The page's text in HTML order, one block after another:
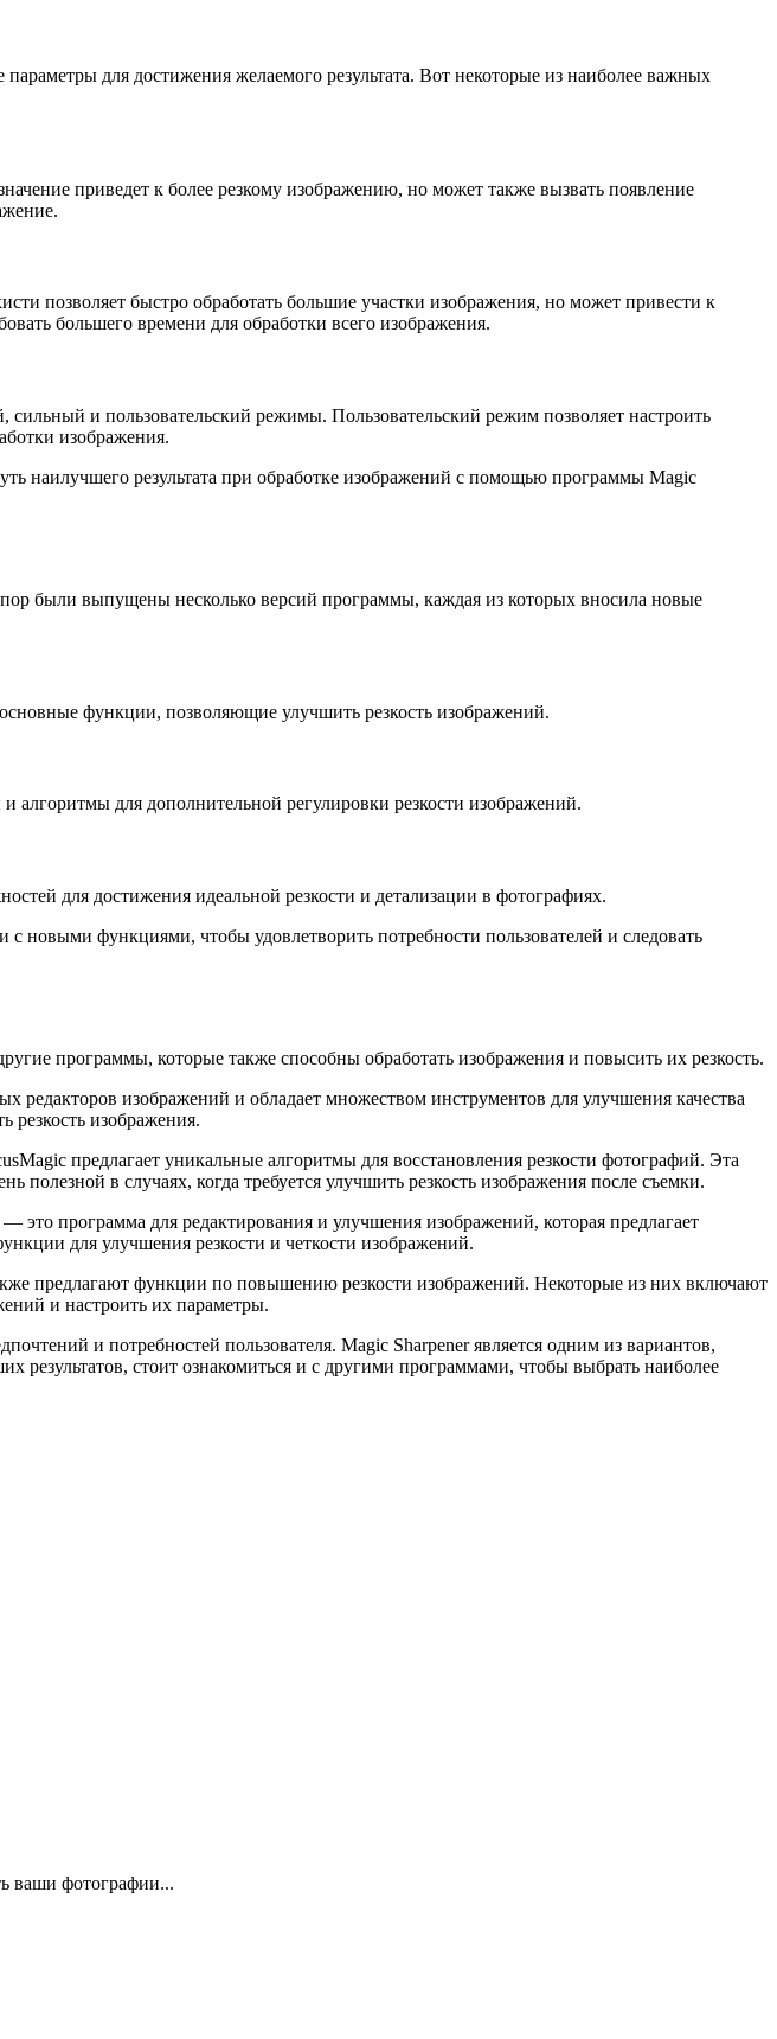
для достижения желаемого результата. Вот некоторые из наиболее важных
приведет к более резкому изображению, но может также вызвать появление
позволяет быстро обработать большие участки изображения, но может привести к
большего времени для обработки всего изображения.
и пользовательский режимы. Пользовательский режим позволяет настроить
изображения.
наилучшего результата при обработке изображений с помощью программы Magic
были выпущены несколько версий программы, каждая из которых вносила новые
функции, позволяющие улучшить резкость изображений.
для дополнительной регулировки резкости изображений.
для достижения идеальной резкости и детализации в фотографиях.
новыми функциями, чтобы удовлетворить потребности пользователей и следовать
программы, которые также способны обработать изображения и повысить их резкость.
редакторов изображений и обладает множеством инструментов для улучшения качества
резкость изображения.
предлагает уникальные алгоритмы для восстановления резкости фотографий. Эта
в случаях, когда требуется улучшить резкость изображения после съемки.
программа для редактирования и улучшения изображений, которая предлагает
для улучшения резкости и четкости изображений.
предлагают функции по повышению резкости изображений. Некоторые из них включают
и настроить их параметры.
и потребностей пользователя. Magic Sharpener является одним из вариантов,
стоит ознакомиться и с другими программами, чтобы выбрать наиболее
ваши фотографии...